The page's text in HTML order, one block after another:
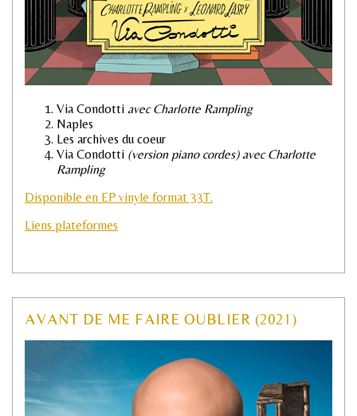
Via Condotti avec Charlotte Rampling
Naples
Les archives du coeur
Via Condotti (version piano cordes) avec Charlotte
Rampling
Disponible en EP vinyle format 33T.
Liens plateformes
AVANT DE ME FAIRE OUBLIER (2021)